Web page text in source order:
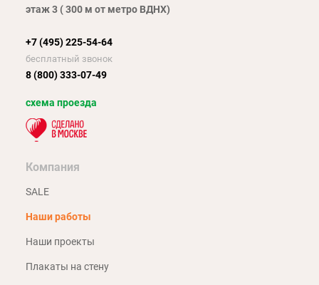
этаж 3 ( 300 м от метро ВДНХ)
+7 (495) 225-54-64
бесплатный звонок
8 (800) 333-07-49
схема проезда
Компания
SALE
Наши работы
Наши проекты
Плакаты на стену